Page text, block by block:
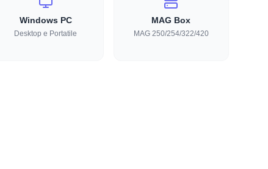
Windows PC
Desktop e Portatile
MAG Box
MAG 250/254/322/420